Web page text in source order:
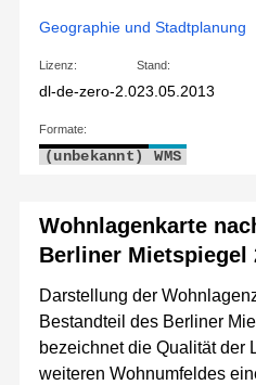
Geographie und Stadtplanung
Lizenz:
dl-de-zero-2.0
Stand:
23.05.2013
Formate:
(unbekannt) WMS
Wohnlagenkarte
Berliner Mietspiegel
Darstellung der
Bestandteil des Berliner
bezeichnet die Qualität der
weiteren Wohnumfeldes